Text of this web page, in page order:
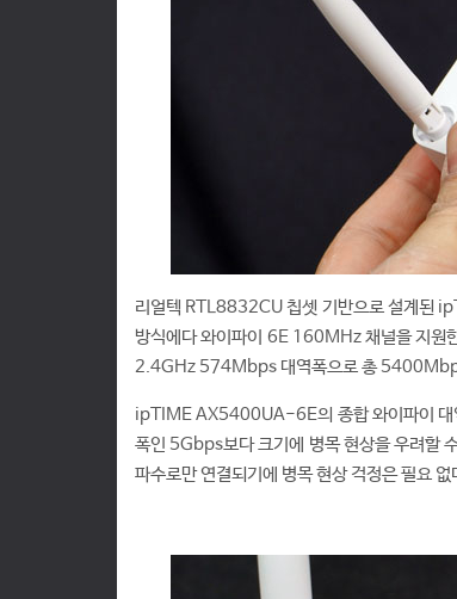
리얼텍 RTL8832CU 칩셋 기반으로 설계된
방식에다 와이파이 6E 160MHz 채널을 지
2.4GHz 574Mbps 대역폭으로 총
ipTIME AX5400UA-6E의 종합 와이파이 대
폭인 5Gbps보다 크기에 병목 현상을 우려할
파수로만 연결되기에 병목 현상 걱정은 필요 없